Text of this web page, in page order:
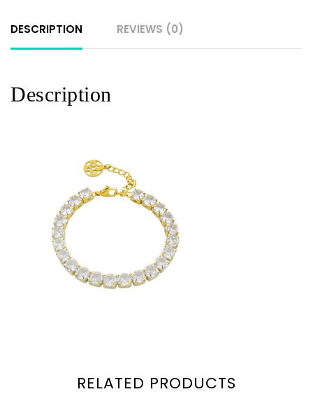
DESCRIPTION REVIEWS (0)
Description
RELATED PRODUCTS